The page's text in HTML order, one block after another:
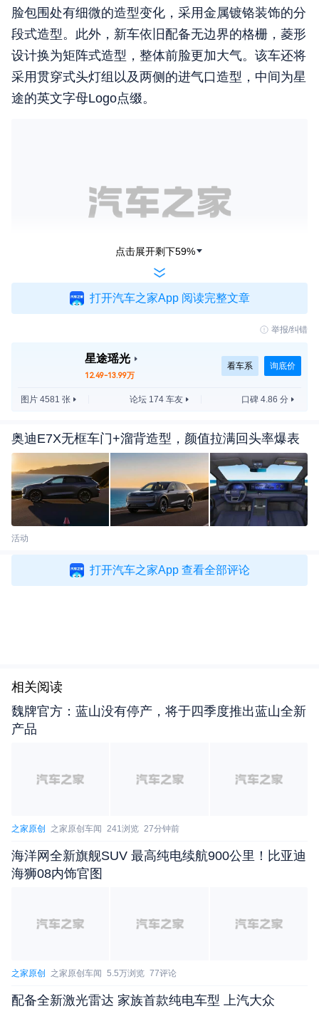
脸包围处有细微的造型变化，采用金属镀铬装饰的分
段式造型。此外，新车依旧配备无边界的格栅，菱形
设计换为矩阵式造型，整体前脸更加大气。该车还将
采用贯穿式头灯组以及两侧的进气口造型，中间为星
途的英文字母Logo点缀。
车身侧面，新车依旧采用溜背式的车顶线条，车身腰
线与车门腹线组合出饱满张力的造型走势。车辆D柱
黑配色，整体运动感进一步加强。车身尺寸方面，车
车尾部分，新车后包围采用了哑光银色材质后护板
+双边共四出的排气装饰。贯穿式尾灯配合两侧的纵
向反光条，加强尾部的视觉宽度。车辆依旧配备车尾
扰流板+高位刹车灯，延续整车的运动气息。
宽厚的造型，预计拥有不错的乘坐舒适性。同时，在
饰氛围更加灵动活泼。
配置方面，新车采用液晶仪表+中控屏双12.3英寸的
双联屏设计，仍然与现款车型保持一致，采用配备雄
备SONY品牌音响系统、无线快充、透明底盘影像、
躺平、全景天窗等功能。
点击展开剩下59%
打开汽车之家App 阅读完整文章
举报/纠错
星途瑶光
12.49-13.99万
看车系 询底价
图片 4581 张 论坛 174 车友 口碑 4.86 分
奥迪E7X无框车门+溜背造型，颜值拉满回头率爆表
活动
打开汽车之家App 查看全部评论
相关阅读
魏牌官方：蓝山没有停产，将于四季度推出蓝山全新
产品
之家原创 之家原创车闻 241浏览 27分钟前
海洋网全新旗舰SUV 最高纯电续航900公里！比亚迪
海狮08内饰官图
之家原创 之家原创车闻 5.5万浏览 77评论
配备全新激光雷达 家族首款纯电车型 上汽大众